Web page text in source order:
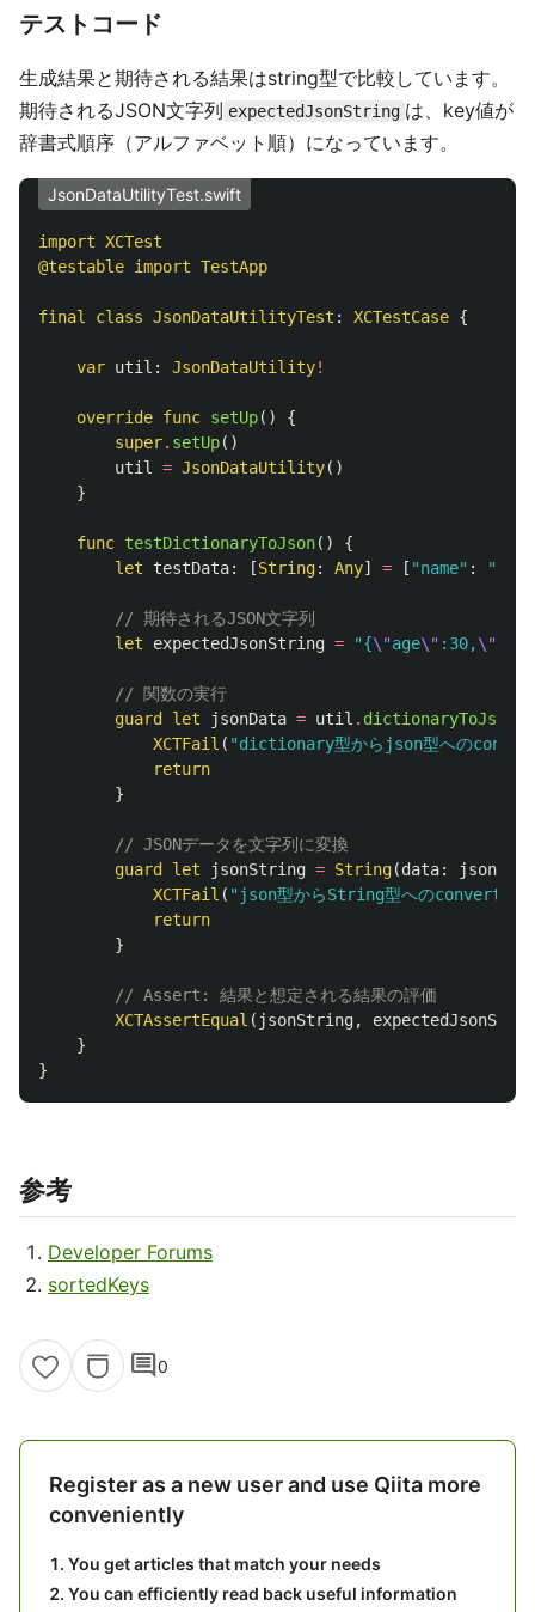
テストコード
生成結果と期待される結果はstring型で比較しています。
期待されるJSON文字列 expectedJsonString は、key値が
辞書式順序（アルファベット順）になっています。
JsonDataUtilityTest.swift
import XCTest
@testable import TestApp
final class JsonDataUtilityTest : XCTestCase {
var util : JsonDataUtility!
override func setUp()
{
super. setUp()
util
= JsonDataUtility()
}
func testDictionaryToJson()
{
let
testData: [String: Any] = [ "name" :
// 期待されるJSON文字列
let
expectedJsonString = "{\"age\" :30,\"
// 関数の実行
guard
let jsonData = util . dictionaryToJson
XCTFail ( "dictionary型からjson型への
return
}
// JSONデータを文字列に変換
guard
let jsonString = String(data:
jsonData
XCTFail ( "json型からString型へのconvert失
return
}
// Assert: 結果と想定される結果の評価
XCTAssertEqual ( jsonString,
}
}
参考
Developer Forums
sortedKeys
comment0
Register as a new user and use Qiita more
conveniently
You get articles that match your needs
You can efficiently read back useful information